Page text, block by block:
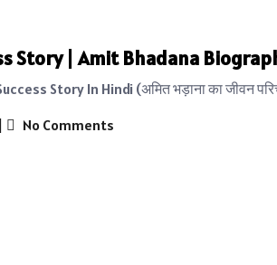
Story | Amit Bhadana
Story In Hindi (अमित भड़ाना का जीवन
| No Comments